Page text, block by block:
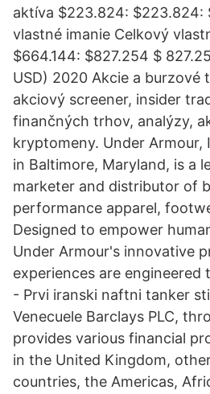
aktíva $223.824: $223.824:
vlastné imanie Celkový
$664.144: $827.254 $
USD) 2020 Akcie a burzové
akciový screener, insider
finančných trhov, analýzy,
kryptomeny. Under Armour,
in Baltimore, Maryland, is a
marketer and distributor of
performance apparel,
Designed to empower
Under Armour's innovative
experiences are engineered
- Prvi iranski naftni tanker
Venecuele Barclays PLC,
provides various financial
in the United Kingdom,
countries, the Americas,